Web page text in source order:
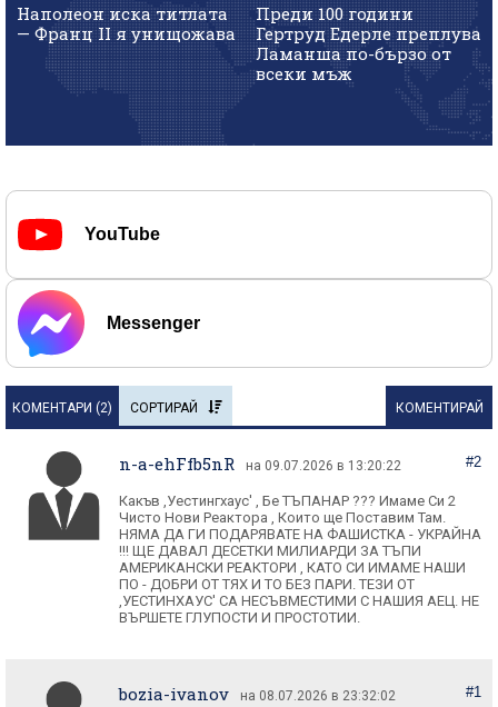
Наполеон иска титлата
— Франц II я унищожава
Преди 100 години
Гертруд Едерле преплува
Ламанша по-бързо от
всеки мъж
YouTube
Messenger
КОМЕНТАРИ (2) СОРТИРАЙ КОМЕНТИРАЙ
n-a-ehFfb5nR на 09.07.2026 в 13:20:22 #2
Какъв ,Уестингхаус' , Бе ТЪПАНАР ??? Имаме Си 2
Чисто Нови Реактора , Които ще Поставим Там.
НЯМА ДА ГИ ПОДАРЯВАТЕ НА ФАШИСТКА - УКРАЙНА
!!! ЩЕ ДАВАЛ ДЕСЕТКИ МИЛИАРДИ ЗА ТЪПИ
АМЕРИКАНСКИ РЕАКТОРИ , КАТО СИ ИМАМЕ НАШИ
ПО - ДОБРИ ОТ ТЯХ И ТО БЕЗ ПАРИ. ТЕЗИ ОТ
,УЕСТИНХАУС' СА НЕСЪВМЕСТИМИ С НАШИЯ АЕЦ. НЕ
ВЪРШЕТЕ ГЛУПОСТИ И ПРОСТОТИИ.
bozia-ivanov на 08.07.2026 в 23:32:02 #1